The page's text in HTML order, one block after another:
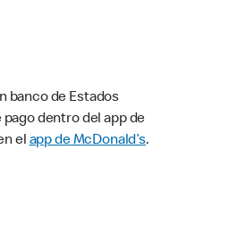
banco de Estados
dentro del app de
elapp de McDonald’s.